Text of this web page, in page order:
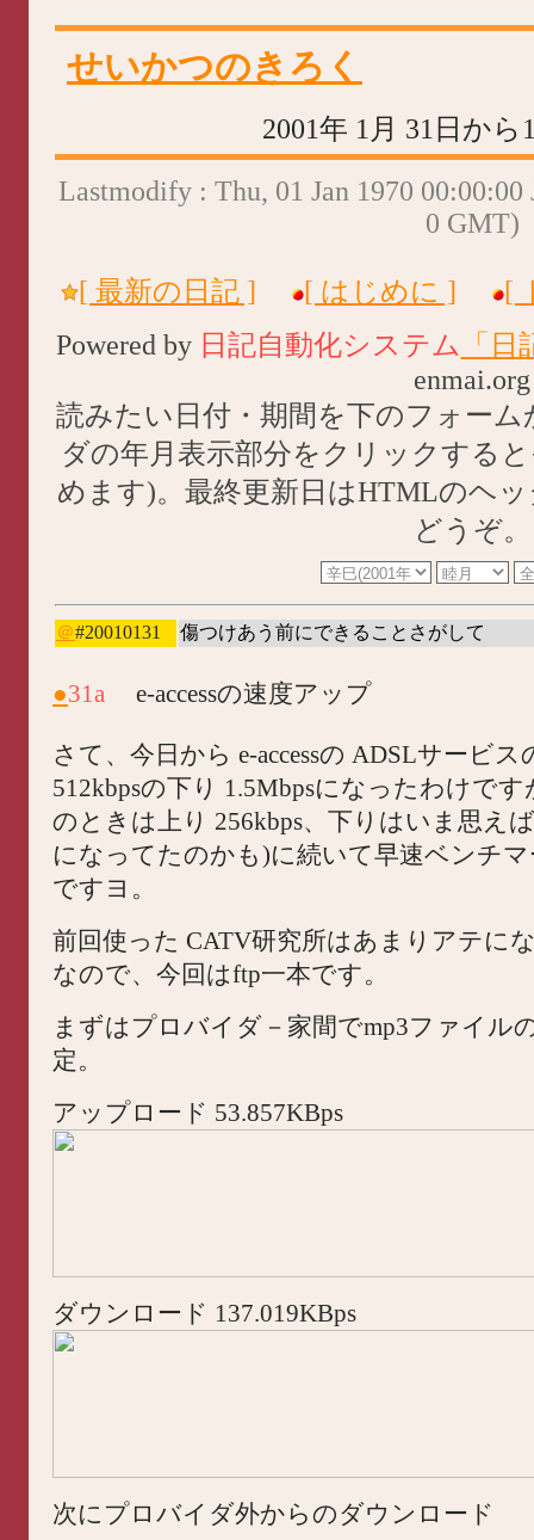
せいかつのきろく
2001年 1月 31日
Lastmodify : Thu, 01 Jan 1970 00:00:00
0 GMT)
[ 最新の日記 ] [ はじめに ]
[
Powered by 日記自動化システム 「
enmai.org
読みたい日付・期間を下のフォー
ダの年月表示部分をクリックする
めます)。最終更新日はHTMLのヘ
どうぞ。
＠#20010131 傷つけあう前にできることさがして
●31a e-accessの速度アップ
さて、今日から e-accessの ADSLサービ
512kbpsの下り 1.5Mbpsになったわけです
のときは上り 256kbps、下りはいま思え
になってたのかも)に続いて早速ベンチ
ですヨ。
前回使った CATV研究所はあまりアテに
なので、今回はftp一本です。
まずはプロバイダ－家間でmp3ファイル
定。
アップロード 53.857KBps
ダウンロード 137.019KBps
次にプロバイダ外からのダウンロード